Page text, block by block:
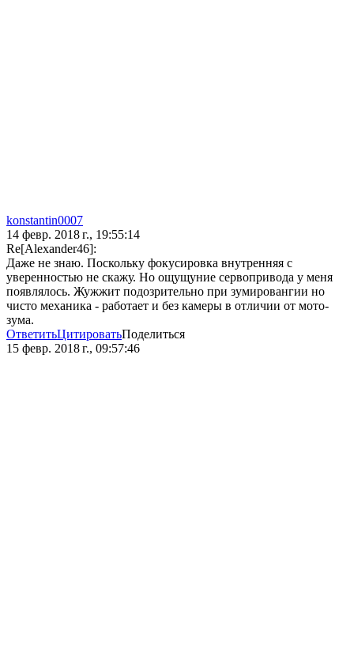
konstantin0007
14 февр. 2018 г., 19:55:14
Re[Alexander46]:
Даже не знаю. Поскольку фокусировка внутренняя с
уверенностью не скажу. Но ощущуние сервопривода у меня
появлялось. Жужжит подозрительно при зумировангии но
чисто механика - работает и без камеры в отличии от мото-
зума.
ОтветитьЦитироватьПоделиться
15 февр. 2018 г., 09:57:46